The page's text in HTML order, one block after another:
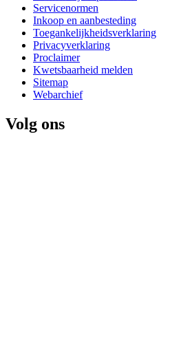
Servicenormen
Inkoop en aanbesteding
Toegankelijkheidsverklaring
Privacyverklaring
Proclaimer
Kwetsbaarheid melden
Sitemap
Webarchief
Volg ons